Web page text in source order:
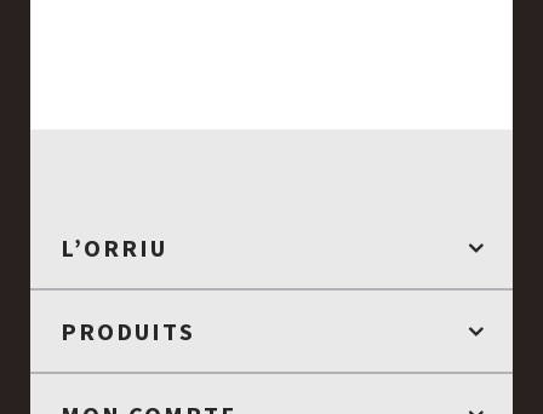
L’ORRIU
PRODUITS